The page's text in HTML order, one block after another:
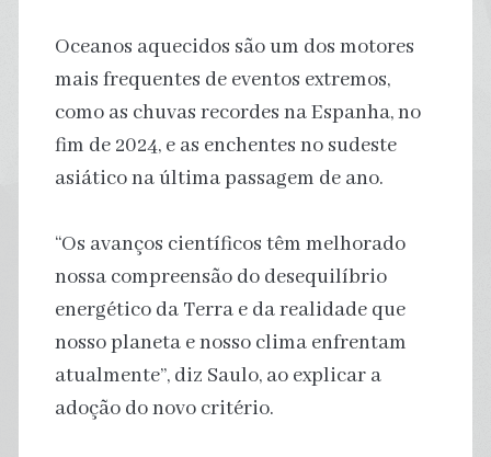
Oceanos aquecidos são um dos motores
mais frequentes de eventos extremos,
como as chuvas recordes na Espanha, no
fim de 2024, e as enchentes no sudeste
asiático na última passagem de ano.
“Os avanços científicos têm melhorado
nossa compreensão do desequilíbrio
energético da Terra e da realidade que
nosso planeta e nosso clima enfrentam
atualmente”, diz Saulo, ao explicar a
adoção do novo critério.